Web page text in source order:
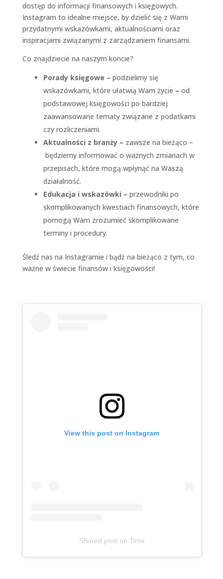
dostęp do informacji finansowych i księgowych.
Instagram to idealne miejsce, by dzielić się z Wami
przydatnymi wskazówkami, aktualnościami oraz
inspiracjami związanymi z zarządzaniem finansami.
Co znajdziecie na naszym koncie?
Porady księgowe – podzielimy się
wskazówkami, które ułatwią Wam życie – od
podstawowej księgowości po bardziej
zaawansowane tematy związane z podatkami
czy rozliczeniami.
Aktualności z branży – zawsze na bieżąco –
będziemy informować o ważnych zmianach w
przepisach, które mogą wpłynąć na Waszą
działalność.
Edukacja i wskazówki – przewodniki po
skomplikowanych kwestiach finansowych, które
pomogą Wam zrozumieć skomplikowane
terminy i procedury.
Śledź nas na Instagramie i bądź na bieżąco z tym, co
ważne w świecie finansów i księgowości!
View this post on Instagram
Shared poston Time